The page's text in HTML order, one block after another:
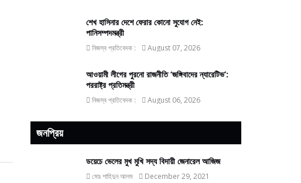
শেখ হাসিনার দেশে ফেরার কোনো সুযোগ নেই:
পানিসম্পদমন্ত্রী
নিজস্ব প্রতিবেদক : August 07, 2026
আওয়ামী লীগের পুরনো রাজনীতি ‘জঙ্গিবাদের ন্যারেটিভ’:
পররাষ্ট্র প্রতিমন্ত্রী
নিজস্ব প্রতিবেদক : August 06, 2026
জনপ্রিয়
ডয়েচে ভেলের মুখ মুখি সদ্য বিদায়ী জেনারেল আজিজ
মোঃ শাহিদুন আলম December 29, 2021